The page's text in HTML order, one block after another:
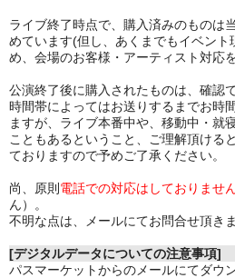
ライブ終了時点で、購入済みのものは
めています(但し、あくまでもイベント
め、会場のお客様・アーティスト対応
公演終了後に購入されたものは、確認
時間帯によってはお送りするまでお時
ますが、ライブ本番中や、移動中・就
こともあるということ、ご理解頂ける
ておりますので予めご了承ください。
尚、原則 電話での対応はしておりませ
ん）。
不明な点は、メールにてお問合せ頂き
[デジタルデータについての注意事項]
パスマーケットからのメールにてダウ